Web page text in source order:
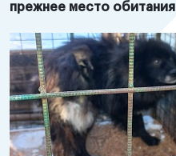
прежнее место обитания